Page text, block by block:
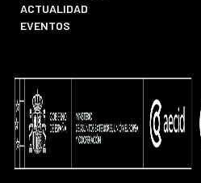
ACTUALIDAD
EVENTOS